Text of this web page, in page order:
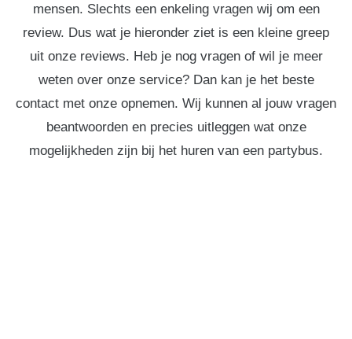
mensen. Slechts een enkeling vragen wij om een
review. Dus wat je hieronder ziet is een kleine greep
uit onze reviews. Heb je nog vragen of wil je meer
weten over onze service? Dan kan je het beste
contact met onze opnemen. Wij kunnen al jouw vragen
beantwoorden en precies uitleggen wat onze
mogelijkheden zijn bij het huren van een partybus.